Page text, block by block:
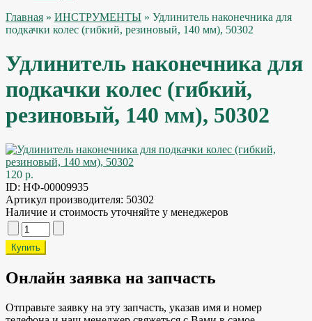
Главная » ИНСТРУМЕНТЫ » Удлинитель наконечника для
подкачки колес (гибкий, резиновый, 140 мм), 50302
Удлинитель наконечника для
подкачки колес (гибкий,
резиновый, 140 мм), 50302
120 р.
ID: НФ-00009935
Артикул производителя: 50302
Наличие и стоимость уточняйте у менеджеров
Онлайн заявка на запчасть
Отправьте заявку на эту запчасть, указав имя и номер